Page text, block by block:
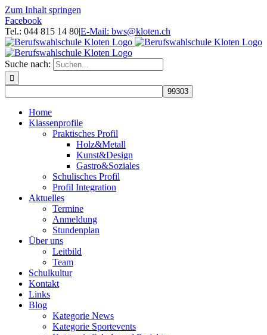
Zum Inhalt springen
Facebook
Tel.: 044 815 14 80|E-Mail: bws@kloten.ch
Suche nach:
Home
Klassenprofile
Praktisches Profil
Holz&Metall
Kunst&Design
Gastro&Soziales
Schulisches Profil
Profil Integration
Aktuelles
Termine
Anmeldung
Stundenplan
Über uns
Leitbild
Team
Schulkultur
Kontakt
Links
Blog
Kategorie News
Kategorie Sportevents